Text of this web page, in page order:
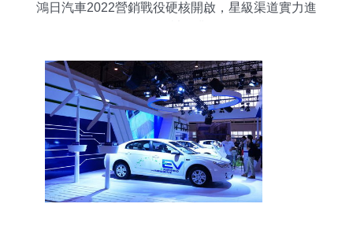
鴻日汽車2022營銷戰役硬核開啟，星級渠道實力進